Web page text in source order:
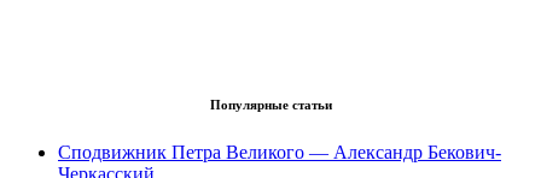
Популярные статьи
Сподвижник Петра Великого — Александр Бекович-
Черкасский